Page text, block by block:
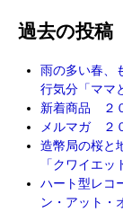
過去の投稿
雨の多い春、
行気分「ママ
新着商品 ２
メルマガ ２
造幣局の桜と
「クワイエ
ハート型レコ
ン・アット・